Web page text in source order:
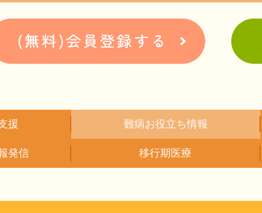
援
一例
難病お役立ち情報
患者会紹介
WEBメディアに関するコラム
文献に関するコラム
子どもに関するコラム
生活に関するコラム
就労に関するコラム
お金に関するコラム
難病の日
発信 移行期医療